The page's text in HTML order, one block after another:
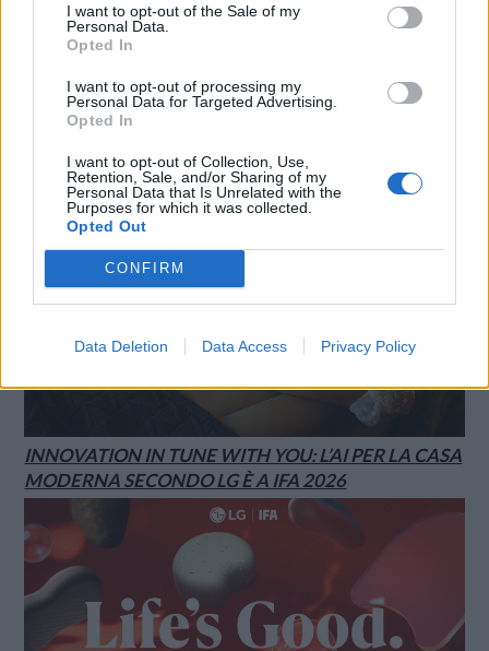
I want to opt-out of the Sale of my
Personal Data.
Opted In
I want to opt-out of processing my
Personal Data for Targeted Advertising.
Opted In
I want to opt-out of Collection, Use,
Retention, Sale, and/or Sharing of my
Personal Data that Is Unrelated with the
Purposes for which it was collected.
Opted Out
CONFIRM
Data Deletion Data Access Privacy Policy
SMARTPHONE E NON SOLO: TECNOGAZZETTA
FOCUS SU AUTONOMIA E INTRATTENIMENTO
INNOVATION IN TUNE WITH YOU: L’AI PER LA CASA
MODERNA SECONDO LG È A IFA 2026